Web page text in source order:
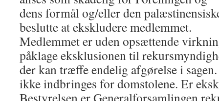
dens formål og/eller den
beslutte at ekskludere medlemmet.
Medlemmet er uden opsættende
påklage eksklusionen til
der kan træffe endelig afgørelse i
ikke indbringes for domstolene. Er
Bestyrelsen er Generalforsamlingen